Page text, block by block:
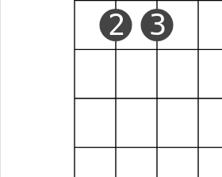
2 3